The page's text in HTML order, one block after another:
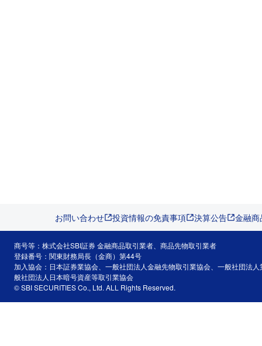
お問い合わせ 投資情報の免責事項 決算公告 金融
商号等：株式会社SBI証券 金融商品取引業者、商品先物取引業者
登録番号：関東財務局長（金商）第44号
加入協会：日本証券業協会、一般社団法人金融先物取引業協会、一般社団法
般社団法人日本暗号資産等取引業協会
© SBI SECURITIES Co., Ltd. ALL Rights Reserved.